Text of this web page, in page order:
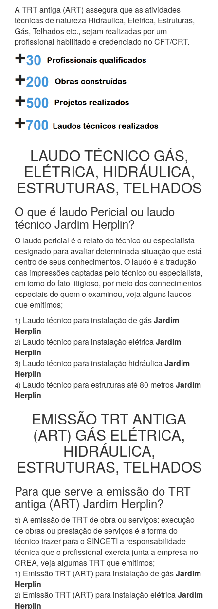
A TRT antiga (ART) assegura que as atividades
técnicas de natureza Hidráulica, Elétrica, Estruturas,
Gás, Telhados etc., sejam realizadas por um
profissional habilitado e credenciado no CFT/CRT.
LAUDO TÉCNICO GÁS,
ELÉTRICA, HIDRÁULICA,
ESTRUTURAS, TELHADOS
O que é laudo Pericial ou laudo
técnico Jardim Herplin?
O laudo pericial é o relato do técnico ou especialista
designado para avaliar determinada situação que está
dentro de seus conhecimentos. O laudo é a tradução
das impressões captadas pelo técnico ou especialista,
em torno do fato litigioso, por meio dos conhecimentos
especiais de quem o examinou, veja alguns laudos
que emitimos;
1) Laudo técnico para instalação de gásJardim
Herplin
2) Laudo técnico para instalação elétricaJardim
Herplin
3) Laudo técnico para instalação hidráulicaJardim
Herplin
4) Laudo técnico para estruturas até 80 metrosJardim
Herplin
EMISSÃO TRT ANTIGA
(ART) GÁS ELÉTRICA,
HIDRÁULICA,
ESTRUTURAS, TELHADOS
Para que serve a emissão do TRT
antiga (ART) Jardim Herplin?
5) A emissão de TRT de obra ou serviços: execução
de obras ou prestação de serviços é a forma do
técnico trazer para o SINCETI a responsabilidade
técnica que o profissional exercia junta a empresa no
CREA, veja algumas TRT que emitimos;
1) Emissão TRT (ART) para instalação de gásJardim
Herplin
2) Emissão TRT (ART) para instalação elétricaJardim
Herplin